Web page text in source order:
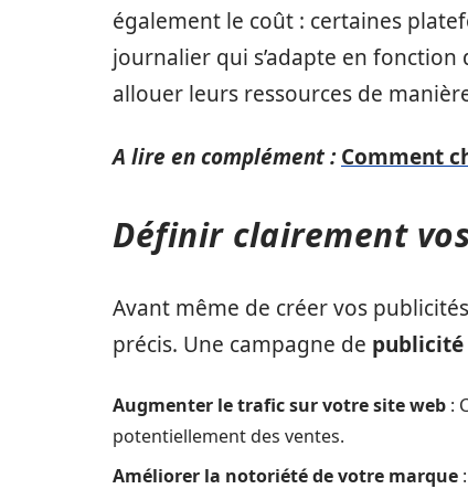
également le coût : certaines
journalier qui s’adapte en
allouer leurs ressources de
A lire en complément : Comment
Définir clairement
Avant même de créer vos
précis. Une campagne de publicité
Augmenter le trafic sur votre site web :
potentiellement des ventes.
Améliorer la notoriété de votre marque